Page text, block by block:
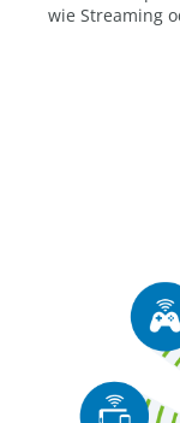
wie Streaming